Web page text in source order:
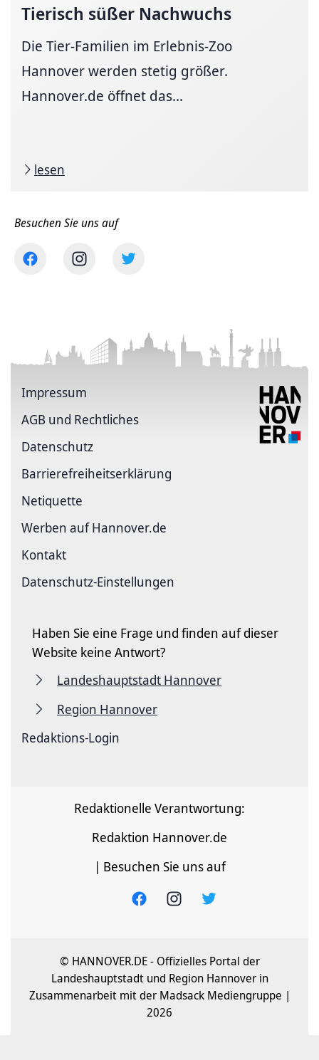
Tierisch süßer Nachwuchs
Die Tier-Familien im Erlebnis-Zoo
Hannover werden stetig größer.
Hannover.de öffnet das...
lesen
Besuchen Sie uns auf
Impressum
AGB und Rechtliches
Datenschutz
Barriere­freiheits­erklärung
Netiquette
Werben auf Hannover.de
Kontakt
Datenschutz-Einstellungen
Haben Sie eine Frage und finden auf dieser
Website keine Antwort?
Landeshauptstadt Hannover
Region Hannover
Redaktions-Login
Redaktionelle Verantwortung:
Redaktion Hannover.de
| Besuchen Sie uns auf
© HANNOVER.DE - Offizielles Portal der
Landeshauptstadt und Region Hannover in
Zusammenarbeit mit der Madsack Mediengruppe |
2026